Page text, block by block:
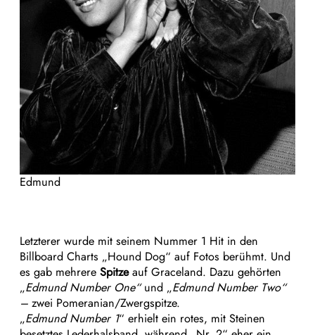
Edmund
Letzterer wurde mit seinem Nummer 1 Hit in den
Billboard Charts „Hound Dog“ auf Fotos berühmt. Und
es gab mehrere Spitzeauf Graceland. Dazu gehörten
„Edmund Number One“und „Edmund Number Two“
– zwei Pomeranian/Zwergspitze.
„Edmund Number 1“ erhielt ein rotes, mit Steinen